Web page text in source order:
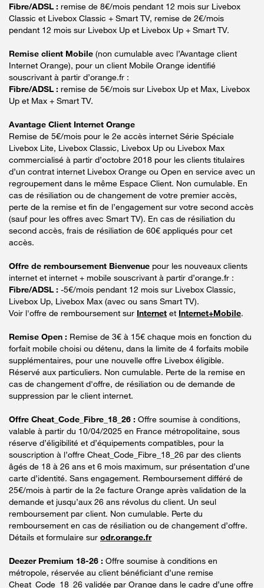
Fibre/ADSL : remise de 8€/mois pendant 12 mois sur Livebox
Classic et Livebox Classic + Smart TV, remise de 2€/mois
pendant 12 mois sur Livebox Up et Livebox Up + Smart TV.
Remise client Mobile (non cumulable avec l’Avantage client
Internet Orange), pour un client Mobile Orange identifié
souscrivant à partir d’orange.fr :
Fibre/ADSL : remise de 5€/mois sur Livebox Up et Max, Livebox
Up et Max + Smart TV.
Avantage Client Internet Orange
Remise de 5€/mois pour le 2e accès internet Série Spéciale
Livebox Lite, Livebox Classic, Livebox Up ou Livebox Max
commercialisé à partir d’octobre 2018 pour les clients titulaires
d’un contrat internet Livebox Orange ou Open en service avec un
regroupement dans le même Espace Client. Non cumulable. En
cas de résiliation ou de changement de votre premier accès,
perte de la remise et fin de l’engagement sur votre second accès
(sauf pour les offres avec Smart TV). En cas de résiliation du
second accès, frais de résiliation de 60€ appliqués pour cet
accès.
Offre de remboursement Bienvenue pour les nouveaux clients
internet et internet + mobile souscrivant à partir d’orange.fr :
Fibre/ADSL : -5€/mois pendant 12 mois sur Livebox Classic,
Livebox Up, Livebox Max (avec ou sans Smart TV).
Voir l'offre de remboursement sur Internet et Internet+Mobile.
Remise Open : Remise de 3€ à 15€ chaque mois en fonction du
forfait mobile choisi ou détenu, dans la limite de 4 forfaits mobile
supplémentaires, pour une nouvelle offre Livebox éligible.
Réservé aux particuliers. Non cumulable. Perte de la remise en
cas de changement d'offre, de résiliation ou de demande de
suppression par le client internet.
Offre Cheat_Code_Fibre_18_26 : Offre soumise à conditions,
valable à partir du 10/04/2025 en France métropolitaine, sous
réserve d’éligibilité et d’équipements compatibles, pour la
souscription à l’offre Cheat_Code_Fibre_18_26 par des clients
âgés de 18 à 26 ans et 6 mois maximum, sur présentation d’une
carte d’identité. Sans engagement. Remboursement différé de
25€/mois à partir de la 2e facture Orange après validation de la
demande et jusqu’aux 26 ans révolus du client. Un seul
remboursement par client. Non cumulable. Perte du
remboursement en cas de résiliation ou de changement d’offre.
Détails et formulaire sur odr.orange.fr
Deezer Premium 18-26 : Offre soumise à conditions en
métropole, réservée au client bénéficiant d’une remise
Cheat_Code_18_26 validée par Orange dans le cadre d’une offre